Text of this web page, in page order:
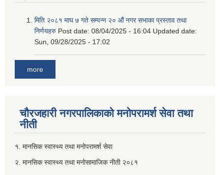
मिति २०८१ माघ ७ गते सम्पन्न २० औं नगर सभाका प्रस्ताव तथा
निर्णयहरु Post date: 08/04/2025 - 16:04 Updated date:
Sun, 09/28/2025 - 17:02
more
चौरजहारी नगरपालिकाको मनोपरामर्श सेवा तथा
नीती
१. मानसिक स्वास्थ्य तथा मनोपरामर्श सेवा
२. मानसिक स्वास्थ्य तथा मनोसामाजिक नीती २०८१